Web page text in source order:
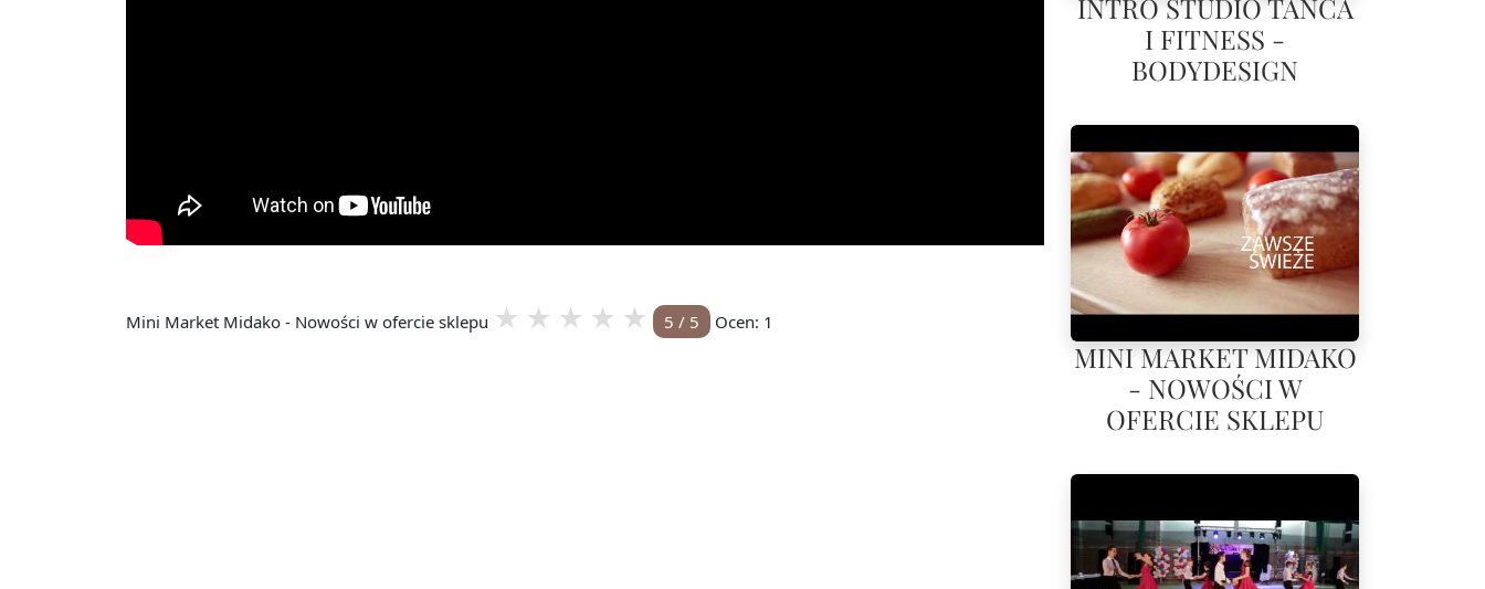
Mini Market Midako - Nowości w ofercie sklepu ★ ★ ★ ★ ★ 5 / 5 Ocen: 1
INTRO STUDIO TAŃCA
I FITNESS -
BODYDESIGN
MINI MARKET MIDAKO
- NOWOŚCI W
OFERCIE SKLEPU